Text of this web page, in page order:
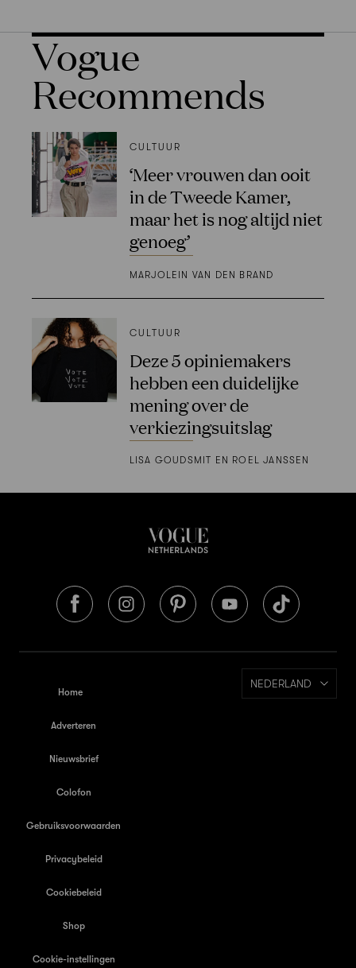
Vogue
Recommends
CULTUUR
‘Meer vrouwen dan ooit
in de Tweede Kamer,
maar het is nog altijd niet
genoeg’
MARJOLEIN VAN DEN BRAND
CULTUUR
Deze 5 opiniemakers
hebben een duidelijke
mening over de
verkiezingsuitslag
LISA GOUDSMIT EN ROEL JANSSEN
Home
Adverteren
Nieuwsbrief
Colofon
Gebruiksvoorwaarden
Privacybeleid
Cookiebeleid
Shop
Cookie-instellingen
NEDERLAND